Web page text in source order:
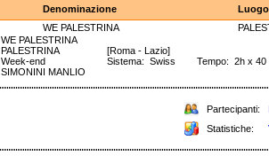
Denominazione
Luogo
WE PALESTRINA
WE PALESTRINA
PALESTRINA
[Roma - Lazio]
Week-end
Sistema: Swiss Tempo: 2h x 40
SIMONINI MANLIO
Partecipanti:
Statistiche: